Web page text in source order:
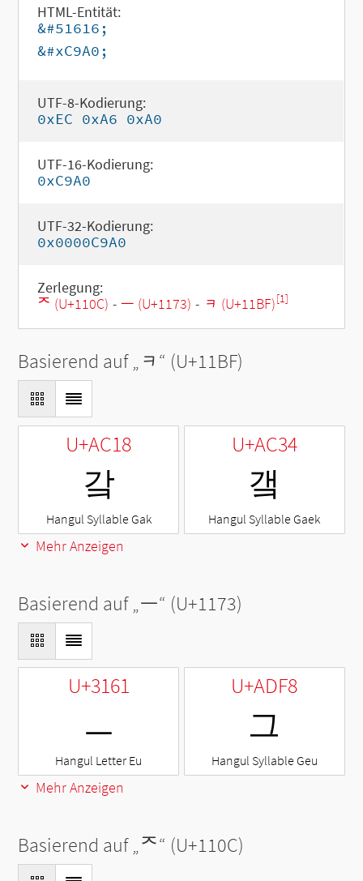
HTML-Entität:
&#51616;
&#xC9A0;
UTF-8-Kodierung:
0xEC 0xA6 0xA0
UTF-16-Kodierung:
0xC9A0
UTF-32-Kodierung:
0x0000C9A0
Zerlegung:
ᄌ (U+110C) - ᅳ (U+1173) - ᆿ (U+11BF)[1]
Basierend auf „ᆿ“ (U+11BF)
U+AC18
갘
Hangul Syllable Gak
U+AC34
갴
Hangul Syllable Gaek
Mehr Anzeigen
Basierend auf „ᅳ“ (U+1173)
U+3161
ㅡ
Hangul Letter Eu
U+ADF8
그
Hangul Syllable Geu
Mehr Anzeigen
Basierend auf „ᄌ“ (U+110C)